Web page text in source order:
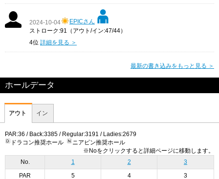
2024-10-04
EPICさん
ストローク:91（アウト/イン:47/44）
4位 詳細を見る ＞
最新の書き込みをもっと見る ＞
ホールデータ
アウト イン
PAR:36 / Back:3385 / Regular:3191 / Ladies:2679
ドラコン推奨ホール
ニアピン推奨ホール
※Noをクリックすると詳細ページに移動します。
No.
1 2 3
PAR 5 4 3